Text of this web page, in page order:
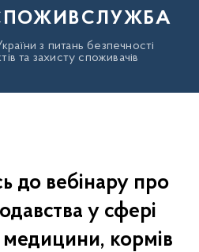
з питань безпечності
та захисту споживачів
до вебінару про
у сфері
медицини, кормів